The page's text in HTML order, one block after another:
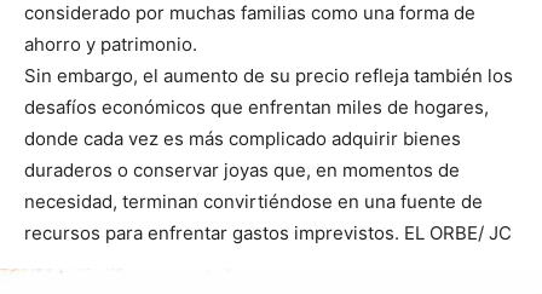
considerado por muchas familias como una forma de
ahorro y patrimonio.
Sin embargo, el aumento de su precio refleja también los
desafíos económicos que enfrentan miles de hogares,
donde cada vez es más complicado adquirir bienes
duraderos o conservar joyas que, en momentos de
necesidad, terminan convirtiéndose en una fuente de
recursos para enfrentar gastos imprevistos. EL ORBE/ JC